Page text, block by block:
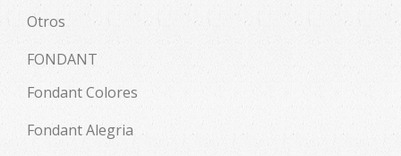
Otros
FONDANT
Fondant Colores
Fondant Alegria